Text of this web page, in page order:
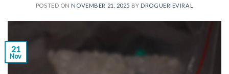
POSTED ON NOVEMBER 21, 2025 BY DROGUERIEVIRAL
21
Nov